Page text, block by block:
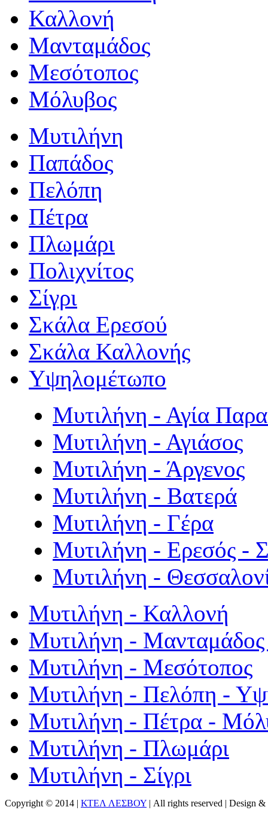
Καλλονή
Μανταμάδος
Μεσότοπος
Μόλυβος
Μυτιλήνη
Παπάδος
Πελόπη
Πέτρα
Πλωμάρι
Πολιχνίτος
Σίγρι
Σκάλα Ερεσού
Σκάλα Καλλονής
Υψηλομέτωπο
Μυτιλήνη - Αγία
Μυτιλήνη - Αγιάσος
Μυτιλήνη - Άργενος
Μυτιλήνη - Βατερά
Μυτιλήνη - Γέρα
Μυτιλήνη - Ερεσός -
Μυτιλήνη -
Μυτιλήνη - Καλλονή
Μυτιλήνη - Μανταμάδος
Μυτιλήνη - Μεσότοπος
Μυτιλήνη - Πελόπη -
Μυτιλήνη - Πέτρα -
Μυτιλήνη - Πλωμάρι
Μυτιλήνη - Σίγρι
Copyright © 2014 | ΚΤΕΛ ΛΕΣΒΟΥ | All rights reserved | Design &